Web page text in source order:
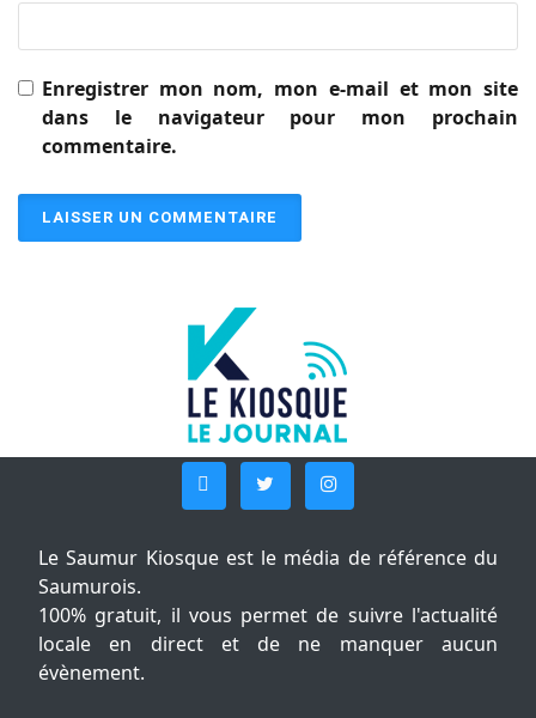
Enregistrer mon nom, mon e-mail et mon site
dans le navigateur pour mon prochain
commentaire.
Le Saumur Kiosque est le média de référence du
Saumurois.
100% gratuit, il vous permet de suivre l'actualité
locale en direct et de ne manquer aucun
évènement.